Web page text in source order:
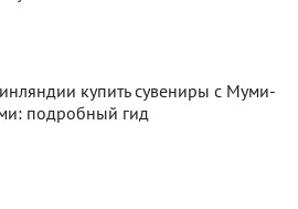
купить сувениры с Муми-
подробный гид